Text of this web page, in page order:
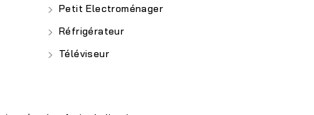
Petit Electroménager
Réfrigérateur
Téléviseur